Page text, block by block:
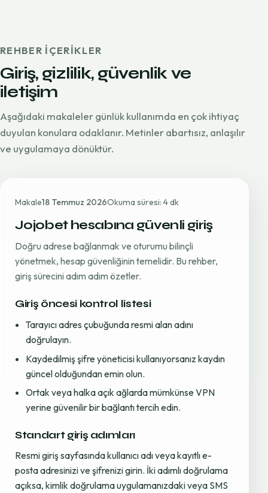
REHBER IÇERIKLER
Giriş, gizlilik, güvenlik ve
iletişim
Aşağıdaki makaleler günlük kullanımda en çok ihtiyaç
duyulan konulara odaklanır. Metinler abartısız, anlaşılır
ve uygulamaya dönüktür.
Makale18 Temmuz 2026Okuma süresi: 4 dk
Jojobet hesabına güvenli giriş
Doğru adrese bağlanmak ve oturumu bilinçli
yönetmek, hesap güvenliğinin temelidir. Bu rehber,
giriş sürecini adım adım özetler.
Giriş öncesi kontrol listesi
Tarayıcı adres çubuğunda resmi alan adını
doğrulayın.
Kaydedilmiş şifre yöneticisi kullanıyorsanız kaydın
güncel olduğundan emin olun.
Ortak veya halka açık ağlarda mümkünse VPN
yerine güvenilir bir bağlantı tercih edin.
Standart giriş adımları
Resmi giriş sayfasında kullanıcı adı veya kayıtlı e-
posta adresinizi ve şifrenizi girin. İki adımlı doğrulama
açıksa, kimlik doğrulama uygulamanızdaki veya SMS